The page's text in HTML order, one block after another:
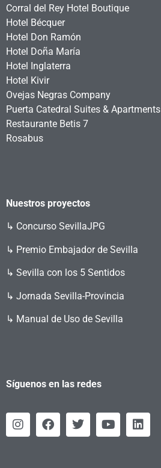
Corral del Rey Hotel Boutique
Hotel Bécquer
Hotel Don Ramón
Hotel Doña María
Hotel Inglaterra
Hotel Kivir
Ovejas Negras Company
Puerta Catedral Suites & Apartments
Restaurante Betis 7
Rosabus
Nuestros proyectos
↳ Concurso SevillaJPG
↳ Premio Embajador de Sevilla
↳ Sevilla con los 5 Sentidos
↳ Jornada Sevilla-Provincia
↳ Manual de Uso de Sevilla
Síguenos en las redes